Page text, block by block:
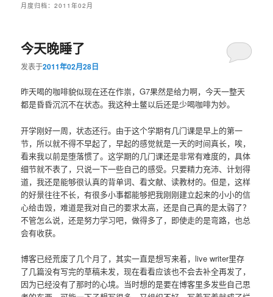
月度归档：2011年02月
今天晚睡了
发表于2011年02月28日
昨天喝的咖啡貌似现在还在作祟，G7果然是给力啊，今天一整天
都是昏昏沉沉不在状态。我这种土鳖以后还是少喝咖啡为妙。
开学刚好一周，状态还行。由于这个学期有几门课是早上的第一
节，所以就不得不早起了，早起的感觉就是一天的时间真长，唉，
看来我以前是堕落惯了。这学期的几门课还是非常有难度的，具体
细节就不表了，只说一下一些自己的感受。只要精力充沛、计划得
道，我还是能够很认真的背单词、看文献、读教材的。但是，这样
的好景往往不长，有很多小事都能够把我刚刚建立起来的小小的信
心给击毁，难道是我对自己的要求太高，还是自己真的是太弱了？
不管怎么说，还是努力学习吧，做得多了，即使走的是弯路，也总
会有收获。
博客已经荒废了几个月了，其实一直是想写来着，live writer里存
了几篇没有写完的草稿未发，现在看看应该也不会去补全再发了，
因为已经没有了那时的心境。当时想的是要在博客里多发些自己思